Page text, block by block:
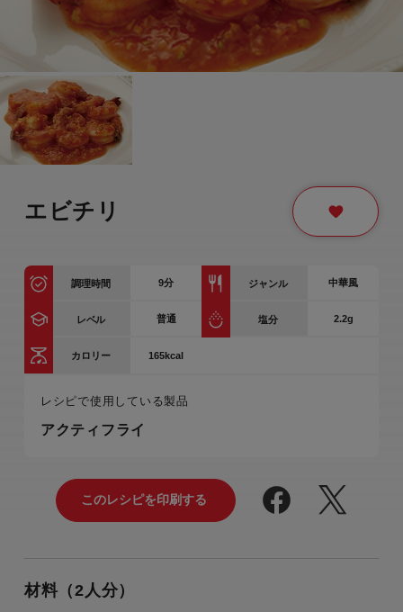
エビチリ
調理時間 9分 ジャンル 中華風
レベル 普通 塩分 2.2g
カロリー 165kcal
レシピで使用している製品
アクティフライ
材料（2人分）